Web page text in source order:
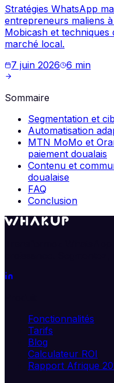
Stratégies WhatsApp
entrepreneurs maliens
Mobicash et techniques
marché local.
7 juin 2026 6 min
Sommaire
Segmentation et
Automatisation
MTN MoMo et
paiement doualais
Contenu et
doualaise
FAQ
Conclusion
Fonctionnalités
Tarifs
Blog
Calculateur ROI
Rapport Afrique